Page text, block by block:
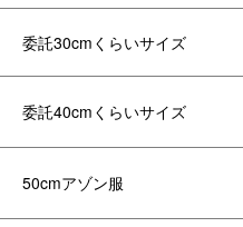
委託30cmくらいサイズ
委託40cmくらいサイズ
50cmアゾン服